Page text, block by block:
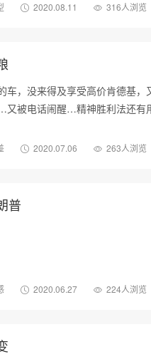
2020.08.11 316人浏览
车，没来得及享受高价肯德基
又被电话闹醒…精神胜利法还有
2020.07.06 263人浏览
普
2020.06.27 224人浏览